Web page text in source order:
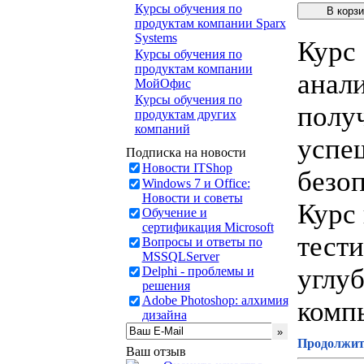
Курсы обучения по
продуктам компании Sparx
Systems
Курсы обучения по
продуктам компании
МойОфис
Курсы обучения по
продуктам других
компаний
Подписка на новости
Новости ITShop
Windows 7 и Office:
Новости и советы
Обучение и
сертификация Microsoft
Вопросы и ответы по
MSSQLServer
Delphi - проблемы и
решения
Adobe Photoshop: алхимия
дизайна
Ваш отзыв
Курс
Курс